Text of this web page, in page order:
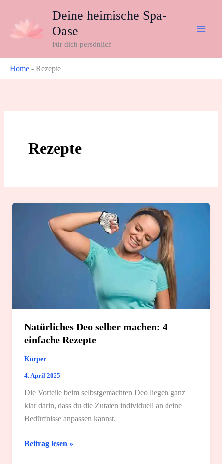
springen
Deine heimische Spa-
Oase
Für dich persönlich
Home - Rezepte
Rezepte
Natürliches Deo selber machen: 4
einfache Rezepte
Körper
4. April 2025
Die Vorteile beim selbstgemachten Deo liegen ganz
klar darin, dass du die Zutaten individuell an deine
Bedürfnisse anpassen kannst.
Natürliches
Beitrag lesen »